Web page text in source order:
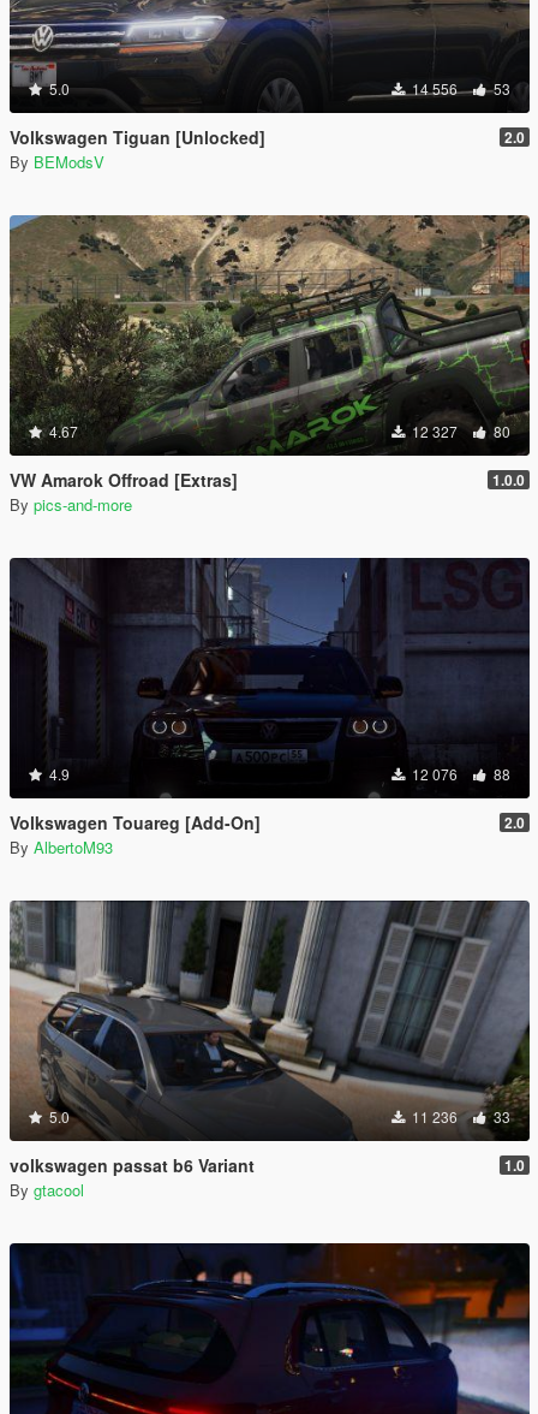
5.0 14 556 53
Volkswagen Tiguan [Unlocked] 2.0
By BEModsV
4.67 12 327 80
VW Amarok Offroad [Extras] 1.0.0
By pics-and-more
4.9 12 076 88
Volkswagen Touareg [Add-On] 2.0
By AlbertoM93
5.0 11 236 33
volkswagen passat b6 Variant 1.0
By gtacool